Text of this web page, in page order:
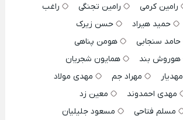
رامین کرمی رامین تجنگی
راغب
حمید هیراد
حسن زیرک
حامد سنجابی
هومن پناهی
هوروش بند
همایون شجریان
مهدیار مهراد جم
مهدی مولاد
مهدی احمدوند
معین زد
مسلم فتاحی
مسعود جلیلیان